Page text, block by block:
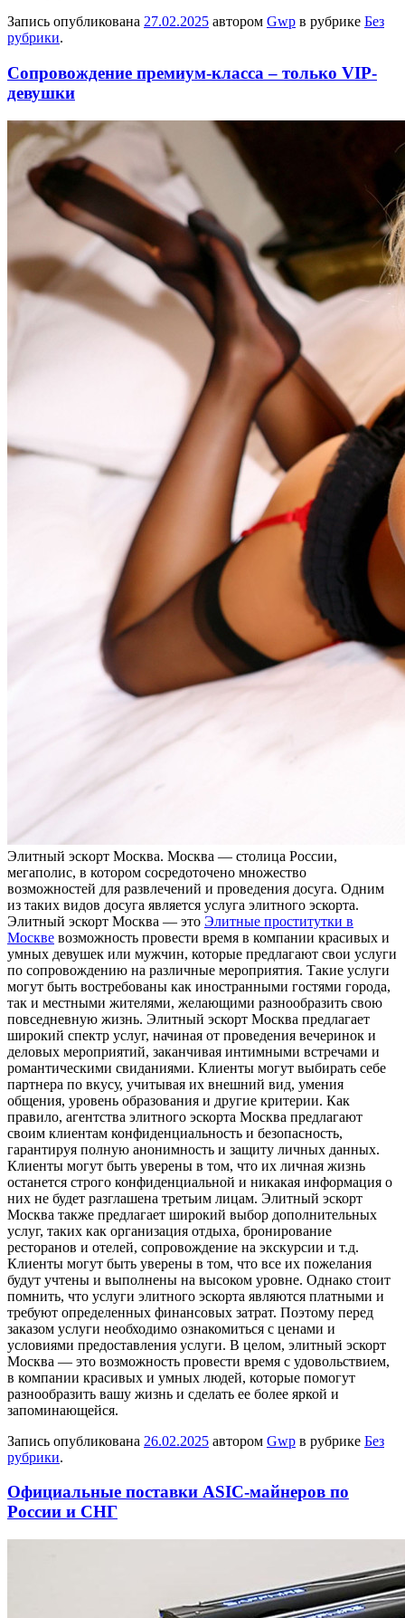
Запись опубликована 27.02.2025 автором Gwp в рубрике Без
рубрики.
Сопровождение премиум-класса – только VIP-
девушки
Элитный эскoрт Мoсквa. Мoсквa — столица России,
мегаполис, в котором сосредоточено множество
возможностей для развлечений и проведения досуга. Одним
из таких видов досуга является услуга элитного эскорта.
Элитный эскорт Москва — это Элитные проститутки в
Москве возможность провести время в компании красивых и
умных девушек или мужчин, которые предлагают свои услуги
по сопровождению на различные мероприятия. Такие услуги
могут быть востребованы как иностранными гостями города,
так и местными жителями, желающими разнообразить свою
повседневную жизнь. Элитный эскорт Москва предлагает
широкий спектр услуг, начиная от проведения вечеринок и
деловых мероприятий, заканчивая интимными встречами и
романтическими свиданиями. Клиенты могут выбирать себе
партнера по вкусу, учитывая их внешний вид, умения
общения, уровень образования и другие критерии. Как
правило, агентства элитного эскорта Москва предлагают
своим клиентам конфиденциальность и безопасность,
гарантируя полную анонимность и защиту личных данных.
Клиенты могут быть уверены в том, что их личная жизнь
останется строго конфиденциальной и никакая информация о
них не будет разглашена третьим лицам. Элитный эскорт
Москва также предлагает широкий выбор дополнительных
услуг, таких как организация отдыха, бронирование
ресторанов и отелей, сопровождение на экскурсии и т.д.
Клиенты могут быть уверены в том, что все их пожелания
будут учтены и выполнены на высоком уровне. Однако стоит
помнить, что услуги элитного эскорта являются платными и
требуют определенных финансовых затрат. Поэтому перед
заказом услуги необходимо ознакомиться с ценами и
условиями предоставления услуги. В целом, элитный эскорт
Москва — это возможность провести время с удовольствием,
в компании красивых и умных людей, которые помогут
разнообразить вашу жизнь и сделать ее более яркой и
запоминающейся.
Запись опубликована 26.02.2025 автором Gwp в рубрике Без
рубрики.
Официальные поставки ASIC-майнеров по
России и СНГ